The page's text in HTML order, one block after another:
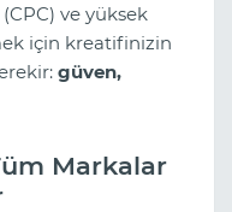
ve yüksek
için kreatifinizin
güven,
Markalar